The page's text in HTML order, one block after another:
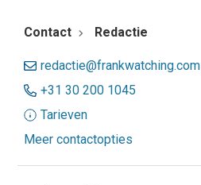
Contact Redactie
redactie@frankwatching.com
+31 30 200 1045
Tarieven
Meer contactopties